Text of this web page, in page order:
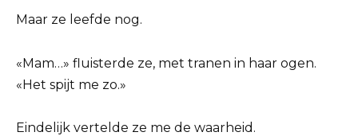
Maar ze leefde nog.
«Mam…» fluisterde ze, met tranen in haar ogen.
«Het spijt me zo.»
Eindelijk vertelde ze me de waarheid.